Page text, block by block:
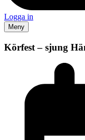
Logga in
Meny
Körfest – sjung